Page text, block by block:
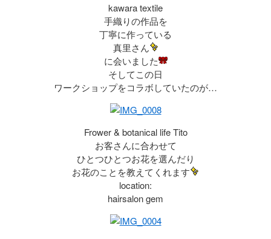
kawara textile
手織りの作品を
丁寧に作っている
真里さん
に会いました
そしてこの日
ワークショップをコラボしていたのが…
Frower & botanical life Tito
お客さんに合わせて
ひとつひとつお花を選んだり
お花のことを教えてくれます
location:
hairsalon gem